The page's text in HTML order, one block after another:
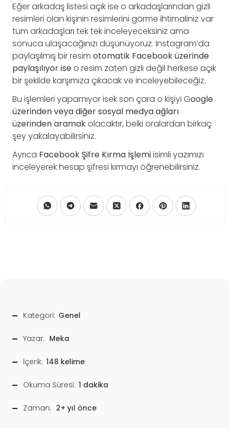
Eğer arkadaş listesi açık ise o arkadaşlarından gizli
resimleri olan kişinin resimlerini görme ihtimaliniz var
tüm arkadaşları tek tek inceleyeceksiniz ama
sonuca ulaşacağınızı düşünüyoruz. Instagram’da
paylaşılmış bir resim otomatik Facebook üzerinde
paylaşılıyor iseo resim zaten gizli değil herkese açık
bir şekilde karşımıza çıkacak ve inceleyebileceğiz.
Bu işlemleri yapamıyor isek son çara o kişiyi Google
üzerinden veya diğer sosyal medya ağları
üzerinden aramakolacaktır, belki oralardan birkaç
şey yakalayabilirsiniz.
Ayrıca Facebook Şifre Kırma İşlemiisimli yazımızı
inceleyerek hesap şifresi kırmayı öğrenebilirsiniz.
Kategori: Genel
Yazar: Meka
İçerik: 148 kelime
Okuma Süresi: 1 dakika
Zaman: 2+ yıl önce